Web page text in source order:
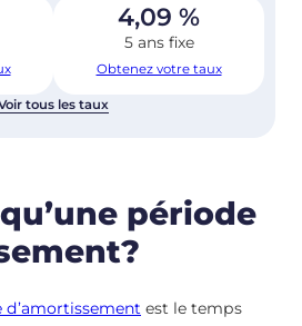
4,09 %
5 ans fixe
Obtenez votre taux
tous les taux
période
d’amortissement est le temps